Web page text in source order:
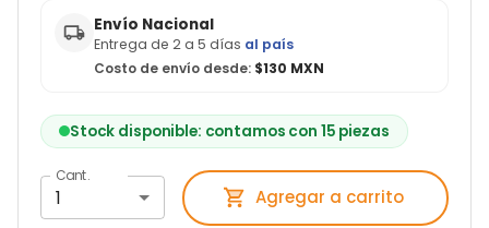
Envío Nacional
Entrega de 2 a 5 días al país
Costo de envío desde: $130 MXN
Stock disponible: contamos con 15 piezas
Cant.
1 Agregar a carrito